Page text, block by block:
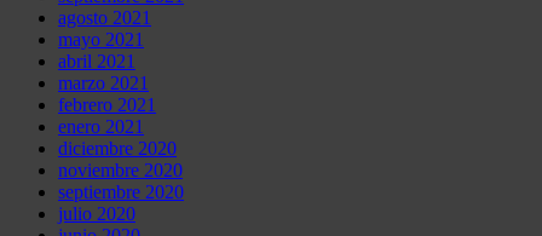
agosto 2021
mayo 2021
abril 2021
marzo 2021
febrero 2021
enero 2021
diciembre 2020
noviembre 2020
septiembre 2020
julio 2020